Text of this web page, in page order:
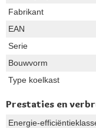
Fabrikant
EAN
Serie
Bouwvorm
Type koelkast
Prestaties en
Energie-